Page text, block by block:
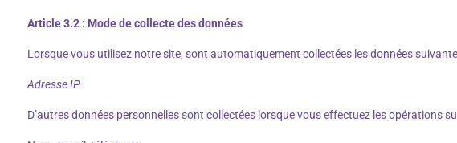
Article 3.2 : Mode de collecte des données
Lorsque vous utilisez notre site, sont automatiquement collectées les données
Adresse IP
D’autres données personnelles sont collectées lorsque vous effectuez les opérations